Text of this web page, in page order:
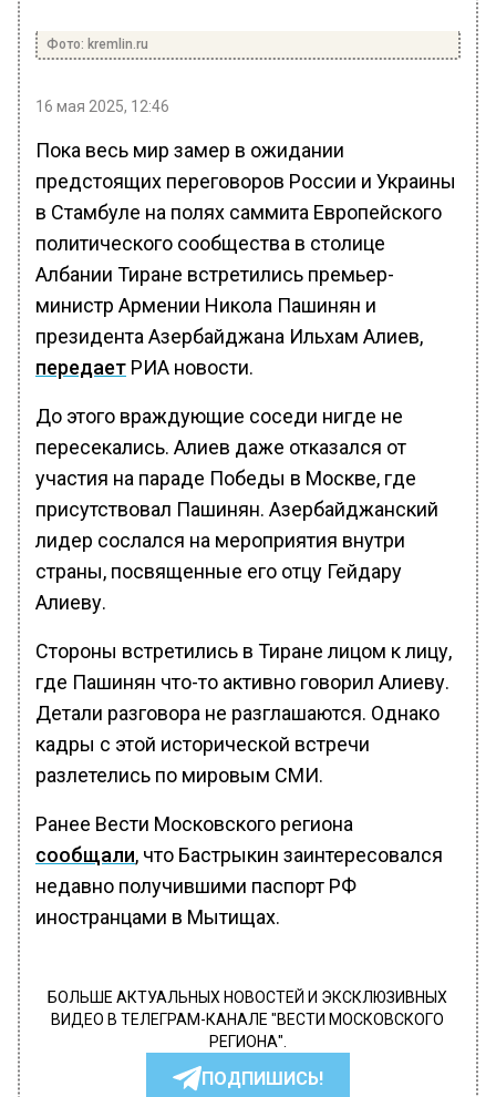
Фото: kremlin.ru
16 мая 2025, 12:46
Пока весь мир замер в ожидании
предстоящих переговоров России и Украины
в Стамбуле на полях саммита Европейского
политического сообщества в столице
Албании Тиране встретились премьер-
министр Армении Никола Пашинян и
президента Азербайджана Ильхам Алиев,
передает РИА новости.
До этого враждующие соседи нигде не
пересекались. Алиев даже отказался от
участия на параде Победы в Москве, где
присутствовал Пашинян. Азербайджанский
лидер сослался на мероприятия внутри
страны, посвященные его отцу Гейдару
Алиеву.
Стороны встретились в Тиране лицом к лицу,
где Пашинян что-то активно говорил Алиеву.
Детали разговора не разглашаются. Однако
кадры с этой исторической встречи
разлетелись по мировым СМИ.
Ранее Вести Московского региона
сообщали, что Бастрыкин заинтересовался
недавно получившими паспорт РФ
иностранцами в Мытищах.
БОЛЬШЕ АКТУАЛЬНЫХ НОВОСТЕЙ И ЭКСКЛЮЗИВНЫХ
ВИДЕО В ТЕЛЕГРАМ-КАНАЛЕ "ВЕСТИ МОСКОВСКОГО
РЕГИОНА".
ПОДПИШИСЬ!